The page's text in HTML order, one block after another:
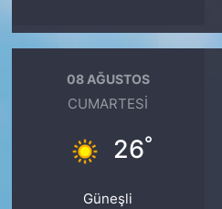
08 AĞUSTOS
CUMARTESI
26°
Güneşli